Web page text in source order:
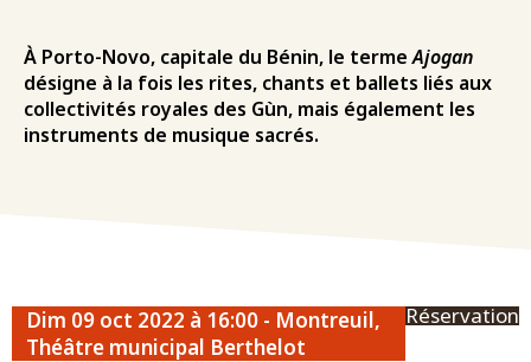
À Porto-Novo, capitale du Bénin, le termeAjogan
désigne à la fois les rites, chants et ballets liés aux
collectivités royales des Gùn, mais également les
instruments de musique sacrés.
Dim 09 oct 2022 à 16:00 - Montreuil,
Théâtre municipal Berthelot
Réservation